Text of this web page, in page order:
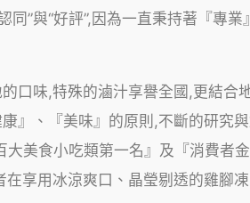
同”與“好評”,因為一直秉持著『專
的口味,特殊的滷汁享譽全國,更結
』、『美味』的原則,不斷的研究
大美食小吃類第一名』及『消費者
享用冰涼爽口、晶瑩剔透的雞腳